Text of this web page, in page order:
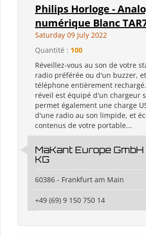
Philips Horloge -
numérique Blanc
Saturday 09 July 2022
Quantité : 100
Réveillez-vous au son de votre
radio préférée ou d'un buzzer,
téléphone entièrement
réveil est équipé d'un chargeur
permet également une charge
d'une radio au son limpide, et
contenus de votre portable...
MaKant Europe GmbH
KG
60386 - Frankfurt am Main
+49 (69) 9 150 750 14